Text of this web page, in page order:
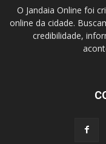
O Jandaia Online foi
online da cidade.
credibilidade,